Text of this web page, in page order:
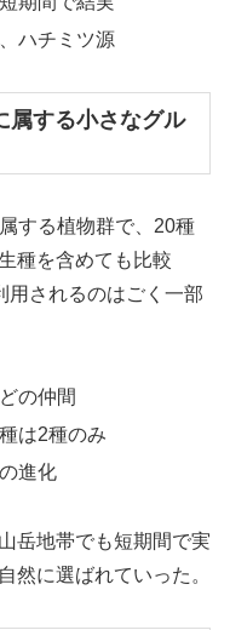
ハチミツ源
する小さなグル
する植物群で、20種
種を含めても比較
用されるのはごく一部
の仲間
は2種のみ
進化
岳地帯でも短期間で実
然に選ばれていった。